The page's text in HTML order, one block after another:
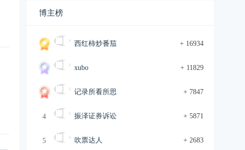
博主榜
西红柿炒番茄 + 16934
xubo + 11829
记录所看所思 + 7847
4 振泽证券诉讼 + 5871
5 吹票达人 + 2683